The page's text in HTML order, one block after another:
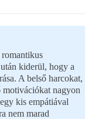
kiderül, hogy a
A belső harcokat,
motivációkat nagyon
kis empátiával
nem marad